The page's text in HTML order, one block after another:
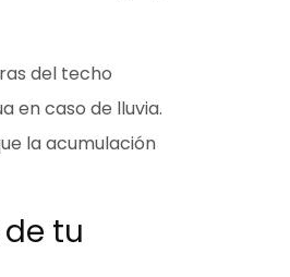
del techo
en caso de lluvia.
la acumulación
tu